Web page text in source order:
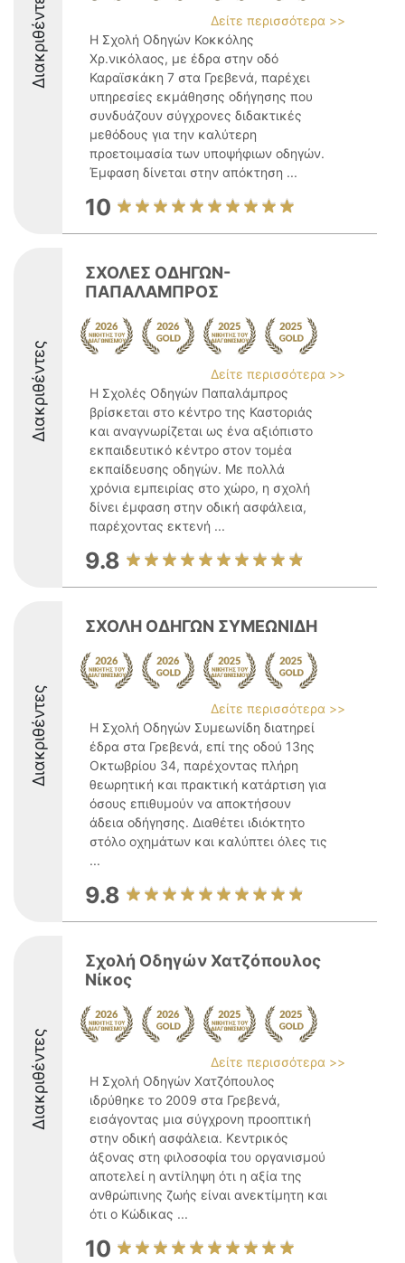
Διακριθέντες
Δείτε περισσότερα >>
Η Σχολή Οδηγών Κοκκόλης
Χρ.νικόλαος, με έδρα στην οδό
Καραϊσκάκη 7 στα Γρεβενά, παρέχει
υπηρεσίες εκμάθησης οδήγησης που
συνδυάζουν σύγχρονες διδακτικές
μεθόδους για την καλύτερη
προετοιμασία των υποψήφιων οδηγών.
Έμφαση δίνεται στην απόκτηση ...
10
Διακριθέντες
ΣΧΟΛΕΣ ΟΔΗΓΩΝ-
ΠΑΠΑΛΑΜΠΡΟΣ
Δείτε περισσότερα >>
Η Σχολές Οδηγών Παπαλάμπρος
βρίσκεται στο κέντρο της Καστοριάς
και αναγνωρίζεται ως ένα αξιόπιστο
εκπαιδευτικό κέντρο στον τομέα
εκπαίδευσης οδηγών. Με πολλά
χρόνια εμπειρίας στο χώρο, η σχολή
δίνει έμφαση στην οδική ασφάλεια,
παρέχοντας εκτενή ...
9.8
Διακριθέντες
ΣΧΟΛΗ ΟΔΗΓΩΝ ΣΥΜΕΩΝΙΔΗ
Δείτε περισσότερα >>
Η Σχολή Οδηγών Συμεωνίδη διατηρεί
έδρα στα Γρεβενά, επί της οδού 13ης
Οκτωβρίου 34, παρέχοντας πλήρη
θεωρητική και πρακτική κατάρτιση για
όσους επιθυμούν να αποκτήσουν
άδεια οδήγησης. Διαθέτει ιδιόκτητο
στόλο οχημάτων και καλύπτει όλες τις
...
9.8
Διακριθέντες
Σχολή Οδηγών Χατζόπουλος
Νίκος
Δείτε περισσότερα >>
Η Σχολή Οδηγών Χατζόπουλος
ιδρύθηκε το 2009 στα Γρεβενά,
εισάγοντας μια σύγχρονη προοπτική
στην οδική ασφάλεια. Κεντρικός
άξονας στη φιλοσοφία του οργανισμού
αποτελεί η αντίληψη ότι η αξία της
ανθρώπινης ζωής είναι ανεκτίμητη και
ότι ο Κώδικας ...
10